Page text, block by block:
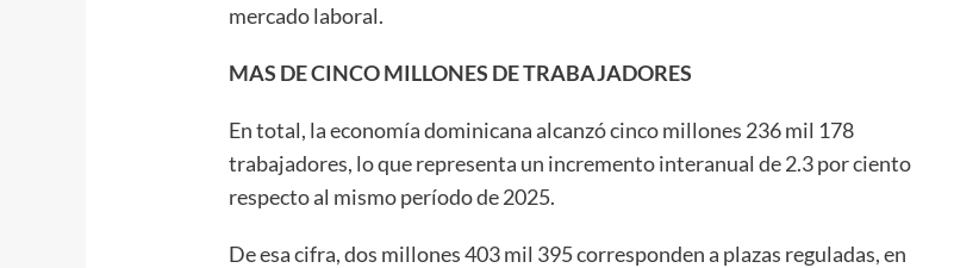
mercado laboral.
MAS DE CINCO MILLONES DE TRABAJADORES
En total, la economía dominicana alcanzó cinco millones 236 mil 178
trabajadores, lo que representa un incremento interanual de 2.3 por ciento
respecto al mismo período de 2025.
De esa cifra, dos millones 403 mil 395 corresponden a plazas reguladas, en